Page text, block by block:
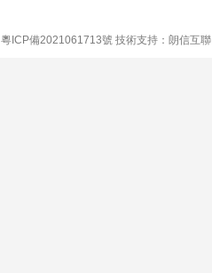
粵ICP備2021061713號技術支持： 朗信互聯